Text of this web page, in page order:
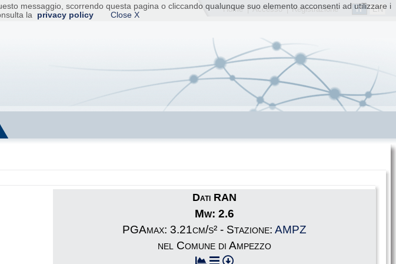
IT EN
Home |Accesso| Registrazione
messaggio, scorrendo questa pagina o cliccando qualunque suo elemento acconsenti ad utilizzare i
la
privacy policy Close X
Dati RAN
Mw: 2.6
PGAmax: 3.21cm/s² - Stazione:AMPZ
nel Comune di Ampezzo